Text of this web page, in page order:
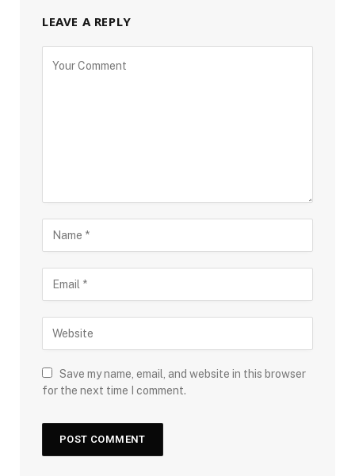
LEAVE A REPLY
Save my name, email, and website in this browser
for the next time I comment.